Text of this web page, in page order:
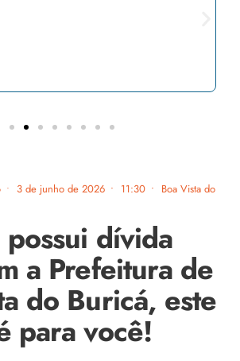
• 3 de junho de 2026 • 11:30 • Boa Vista do
dívida
a Prefeitura de
do Buricá, este
para você!